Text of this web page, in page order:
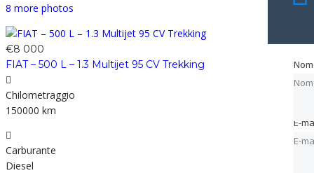
8 more photos
€8 000
FIAT – 500 L – 1.3 Multijet 95 CV Trekking
Chilometraggio
150000 km
Carburante
Diesel
E-
E-
E-